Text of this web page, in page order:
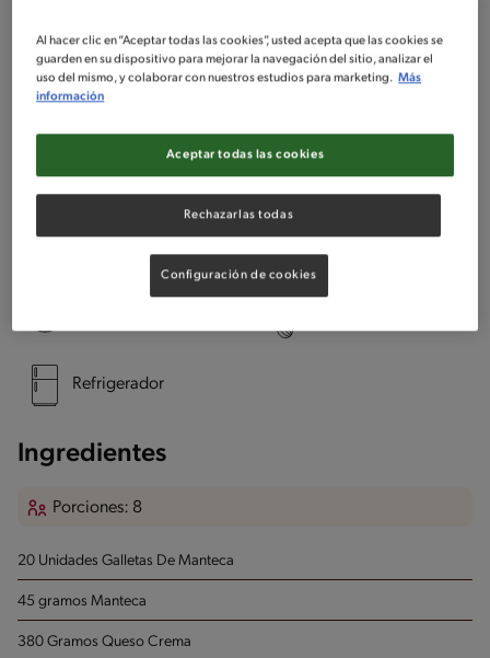
Ingredientes Comentarios
No incluido en la receta
Sin crustáceos
Refrigerador
Ingredientes
Porciones: 8
20 Unidades Galletas De Manteca
45 gramos Manteca
380 Gramos Queso Crema
Al hacer clic en “Aceptar todas las cookies”, usted acepta que las cookies se
guarden en su dispositivo para mejorar la navegación del sitio, analizar el
uso del mismo, y colaborar con nuestros estudios para marketing. Más
información
Rechazarlas todas
Aceptar todas las cookies
Configuración de cookies